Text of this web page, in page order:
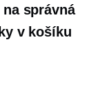
správná
v košíku